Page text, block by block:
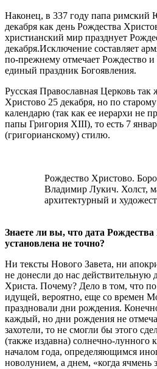
Наконец, в 337 году папа римский
декабря как день Рождества
христианский мир празднует
декабря.Исключение составляет
по-прежнему отмечает Рождество
единый праздник Богоявления.
Русская Православная Церковь так
Христово 25 декабря, но по
календарю (так как ее иерархи не
папы Григория XIII), то есть 7
(григорианскому) стилю.
Рождество Христово.
Владимир Лукич. Холст,
архитектурный и
Знаете ли вы, что дата
установлена не точно?
Ни тексты Нового Завета, ни
не донесли до нас действительную
Христа. Почему? Дело в том, что
идущей, вероятно, еще со времен
праздновали дни рождения.
каждый, но дни рождения не
захотели, то не смогли бы этого
(также издавна) солнечно-лунного
началом года, определяющимся
новолунием, а днем, «когда ячмень